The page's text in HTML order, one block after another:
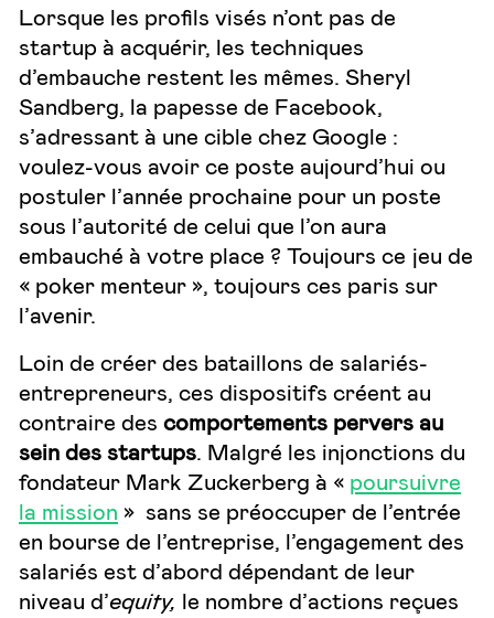
Lorsque les profils visés n’ont pas de
startup à acquérir, les techniques
d’embauche restent les mêmes. Sheryl
Sandberg, la papesse de Facebook,
s’adressant à une cible chez Google :
voulez-vous avoir ce poste aujourd’hui ou
postuler l’année prochaine pour un poste
sous l’autorité de celui que l’on aura
embauché à votre place ? Toujours ce jeu de
« poker menteur », toujours ces paris sur
l’avenir.
Loin de créer des bataillons de salariés-
entrepreneurs, ces dispositifs créent au
contraire des comportements pervers au
sein des startups . Malgré les injonctions du
fondateur Mark Zuckerberg à « poursuivre
la mission » sans se préoccuper de l’entrée
en bourse de l’entreprise, l’engagement des
salariés est d’abord dépendant de leur
niveau d’equity, le nombre d’actions reçues